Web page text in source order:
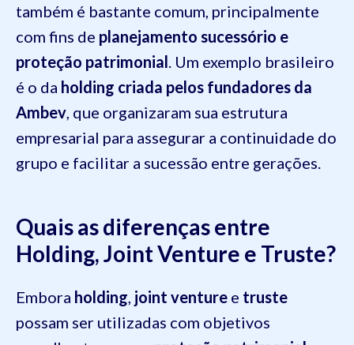
também é bastante comum, principalmente
com fins de planejamento sucessório e
proteção patrimonial . Um exemplo brasileiro
é o da holding criada pelos fundadores da
Ambev , que organizaram sua estrutura
empresarial para assegurar a continuidade do
grupo e facilitar a sucessão entre gerações.
Quais as diferenças entre
Holding, Joint Venture e Truste?
Embora holding joint venture e truste
possam ser utilizadas com objetivos